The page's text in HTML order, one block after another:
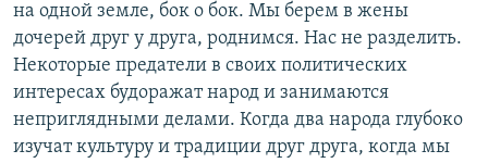
на одной земле, бок о бок. Мы берем в жены
дочерей друг у друга, роднимся. Нас не разделить.
Некоторые предатели в своих политических
интересах будоражат народ и занимаются
неприглядными делами. Когда два народа глубоко
изучат культуру и традиции друг друга, когда мы